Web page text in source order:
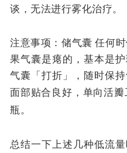
谈，无法进行雾化治疗。
注意事项：储气囊任何
果气囊是瘪的，基本是
气囊「打折」，随时保
面部贴合良好，单向活
瓶。
总结一下上述几种低流